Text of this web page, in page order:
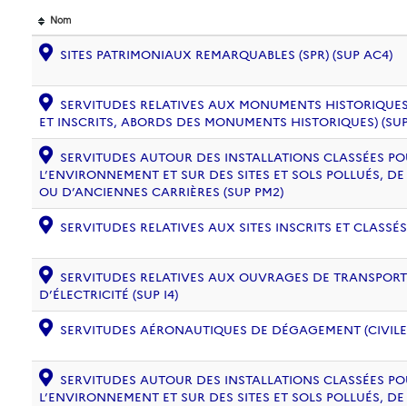
Nom
SITES PATRIMONIAUX REMARQUABLES (SPR) (SUP AC4)
SERVITUDES RELATIVES AUX MONUMENTS
ET INSCRITS, ABORDS DES MONUMENTS HISTORIQUES)
SERVITUDES AUTOUR DES INSTALLATIONS CLASSÉES
L’ENVIRONNEMENT ET SUR DES SITES ET SOLS POLLUÉS,
OU D’ANCIENNES CARRIÈRES (SUP PM2)
SERVITUDES RELATIVES AUX SITES INSCRITS ET
SERVITUDES RELATIVES AUX OUVRAGES DE
D’ÉLECTRICITÉ (SUP I4)
SERVITUDES AÉRONAUTIQUES DE DÉGAGEMENT
SERVITUDES AUTOUR DES INSTALLATIONS CLASSÉES
L’ENVIRONNEMENT ET SUR DES SITES ET SOLS POLLUÉS,